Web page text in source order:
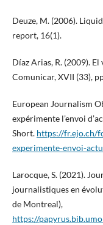
Deuze, M. (2006).
report, 16(1).
Díaz Arias, R. (2009).
Comunicar, XVII (33),
European Journalism
expérimente l’envoi
Short. https://fr.ejo.ch/
experimente-envoi-
Larocque, S. (2021).
journalistiques en
de Montreal),
https://